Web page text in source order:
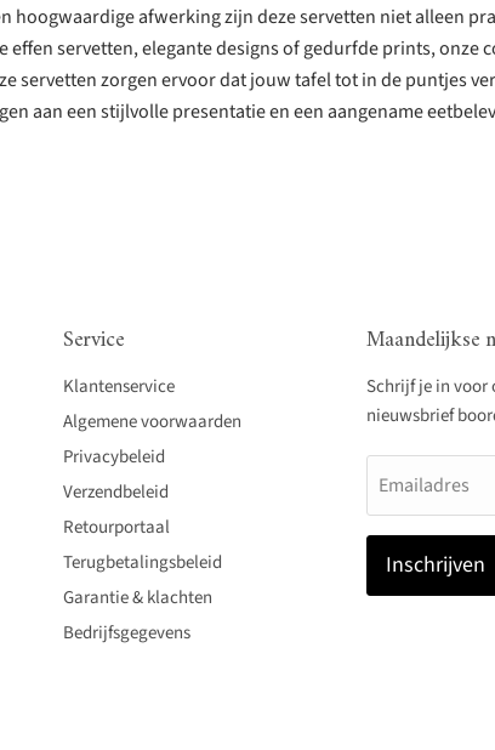
hoogwaardige afwerking zijn deze servetten niet alleen
servetten, elegante designs of gedurfde prints, onze
servetten zorgen ervoor dat jouw tafel tot in de puntjes
aan een stijlvolle presentatie en een aangename
Service
Klantenservice
Algemene voorwaarden
Privacybeleid
Verzendbeleid
Retourportaal
Terugbetalingsbeleid
Garantie & klachten
Bedrijfsgegevens
Maandelijkse
Schrijf je in voor
nieuwsbrief
Emailadres
Inschrijven